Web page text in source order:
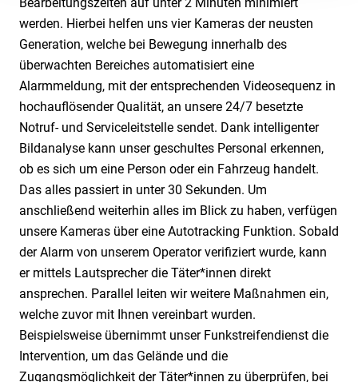
Bearbeitungszeiten auf unter 2 Minuten minimiert
werden. Hierbei helfen uns vier Kameras der neusten
Generation, welche bei Bewegung innerhalb des
überwachten Bereiches automatisiert eine
Alarmmeldung, mit der entsprechenden Videosequenz in
hochauflösender Qualität, an unsere 24/7 besetzte
Notruf- und Serviceleitstelle sendet. Dank intelligenter
Bildanalyse kann unser geschultes Personal erkennen,
ob es sich um eine Person oder ein Fahrzeug handelt.
Das alles passiert in unter 30 Sekunden. Um
anschließend weiterhin alles im Blick zu haben, verfügen
unsere Kameras über eine Autotracking Funktion. Sobald
der Alarm von unserem Operator verifiziert wurde, kann
er mittels Lautsprecher die Täter*innen direkt
ansprechen. Parallel leiten wir weitere Maßnahmen ein,
welche zuvor mit Ihnen vereinbart wurden.
Beispielsweise übernimmt unser Funkstreifendienst die
Intervention, um das Gelände und die
Zugangsmöglichkeit der Täter*innen zu überprüfen, bei